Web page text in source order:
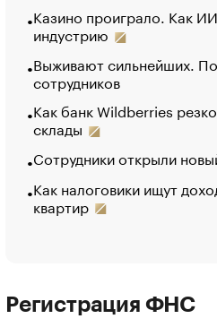
Казино проиграло. Как
индустрию
Выживают сильнейших.
сотрудников
Как банк Wildberries
склады
Сотрудники открыли
Как налоговики ищут
квартир
Регистрация ФНС